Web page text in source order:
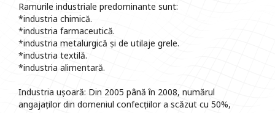
Ramurile industriale predominante sunt:
*industria chimică.
*industria farmaceutică.
*industria metalurgică și de utilaje grele.
*industria textilă.
*industria alimentară.
Industria ușoară: Din 2005 până în 2008, numărul
angajaților din domeniul confecțiilor a scăzut cu 50%,